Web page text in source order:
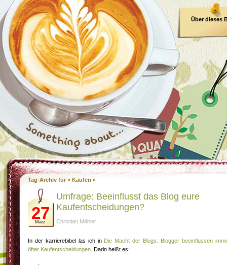
Über dieses
Tag-Archiv für » Kaufen «
27
März
Umfrage: Beeinflusst das Blog eure
Kaufentscheidungen?
Christian Mähler
In der karrierebibel las ich in Die Macht der Blogs: Blogger beeinflussen
öfter Kaufentscheidungen . Darin heißt es: